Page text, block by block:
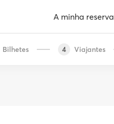
A minha reserva
Bilhetes 4 Viajantes